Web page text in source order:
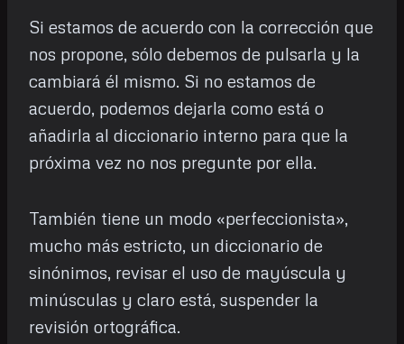
Si estamos de acuerdo con la corrección que
nos propone, sólo debemos de pulsarla y la
cambiará él mismo. Si no estamos de
acuerdo, podemos dejarla como está o
añadirla al diccionario interno para que la
próxima vez no nos pregunte por ella.
También tiene un modo «perfeccionista»,
mucho más estricto, un diccionario de
sinónimos, revisar el uso de mayúscula y
minúsculas y claro está, suspender la
revisión ortográfica.